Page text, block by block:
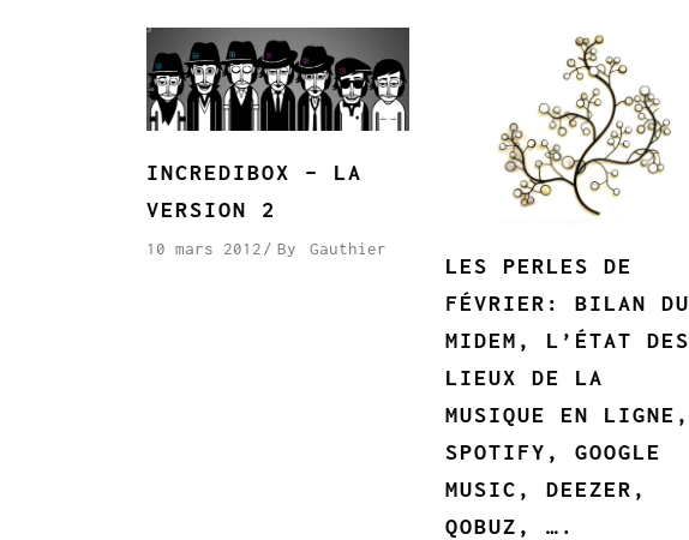
INCREDIBOX – LA
VERSION 2
10 mars 2012 By Gauthier
LES PERLES DE
FÉVRIER: BILAN DU
MIDEM, L’ÉTAT DES
LIEUX DE LA
MUSIQUE EN LIGNE,
SPOTIFY, GOOGLE
MUSIC, DEEZER,
QOBUZ, ….